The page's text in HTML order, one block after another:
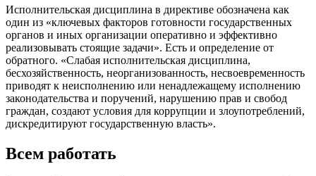
Исполнительская дисциплина в директиве обозначена как
один из «ключевых факторов готовности государственных
органов и иных организации оперативно и эффективно
реализовывать стоящие задачи». Есть и определение от
обратного. «Слабая исполнительская дисциплина,
бесхозяйственность, неорганизованность, несвоевременность
приводят к неисполнению или ненадлежащему исполнению
законодательства и поручений, нарушению прав и свобод
граждан, создают условия для коррупции и злоупотреблений,
дискредитируют государственную власть».
Всем работать